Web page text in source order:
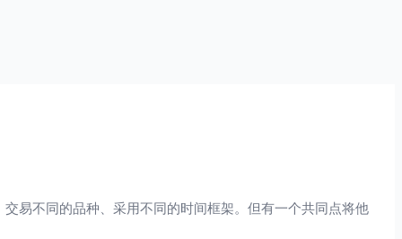
易不同的品种、采用不同的时间框架。但有一个共同点将他